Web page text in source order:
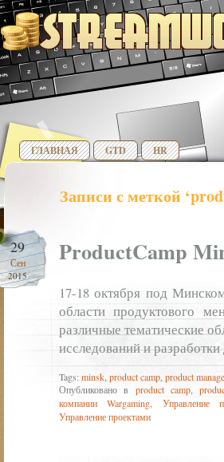
ГЛАВНАЯ GTD HR
Записи с меткой
29
Сен
2015
ProductCamp
17-18 октября под
области продуктового
различные тематические
исследований и
Tags:minsk product camp product
Опубликовано в product camp,
компании Wargaming
Управление
Управление проектами